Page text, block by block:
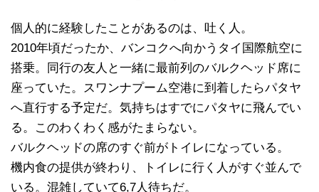
個人的に経験したことがあるのは、吐く人。
2010年頃だったか、バンコクへ向かうタイ国際航空に
搭乗。同行の友人と一緒に最前列のバルクヘッド席に
座っていた。スワンナプーム空港に到着したらパタヤ
へ直行する予定だ。気持ちはすでにパタヤに飛んでい
る。このわくわく感がたまらない。
バルクヘッドの席のすぐ前がトイレになっている。
機内食の提供が終わり、トイレに行く人がすぐ並んで
いる。混雑していて6,7人待ちだ。